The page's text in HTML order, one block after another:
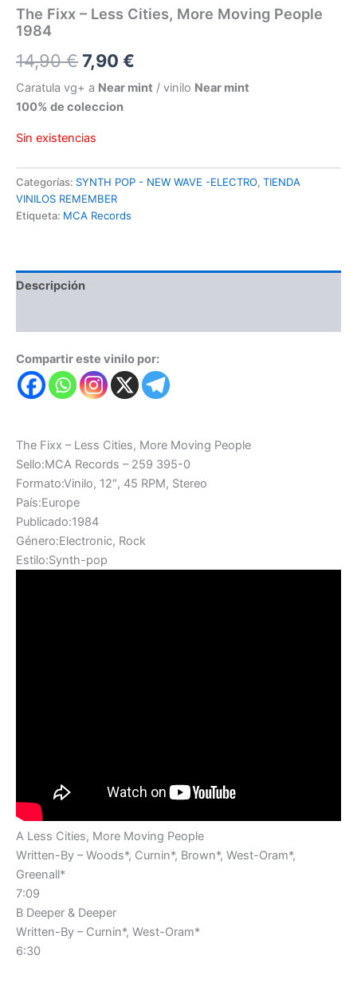
The Fixx – Less Cities, More Moving People
1984
14,90€El
precio
original
era:
14,90 €.
7,90 €
precio
7,90 €.
Caratula vg+ a Near mint / vinilo Near mint
100% de coleccion
Sin existencias
Categorías: SYNTH POP - NEW WAVE -ELECTRO, TIENDA
VINILOS REMEMBER
Etiqueta: MCA Records
Descripción
Compartir este vinilo por:
The Fixx – Less Cities, More Moving People
Sello:MCA Records – 259 395-0
Formato:Vinilo, 12″, 45 RPM, Stereo
País:Europe
Publicado:1984
Género:Electronic, Rock
Estilo:Synth-pop
A Less Cities, More Moving People
Written-By – Woods*, Curnin*, Brown*, West-Oram*,
Greenall*
7:09
B Deeper & Deeper
Written-By – Curnin*, West-Oram*
6:30